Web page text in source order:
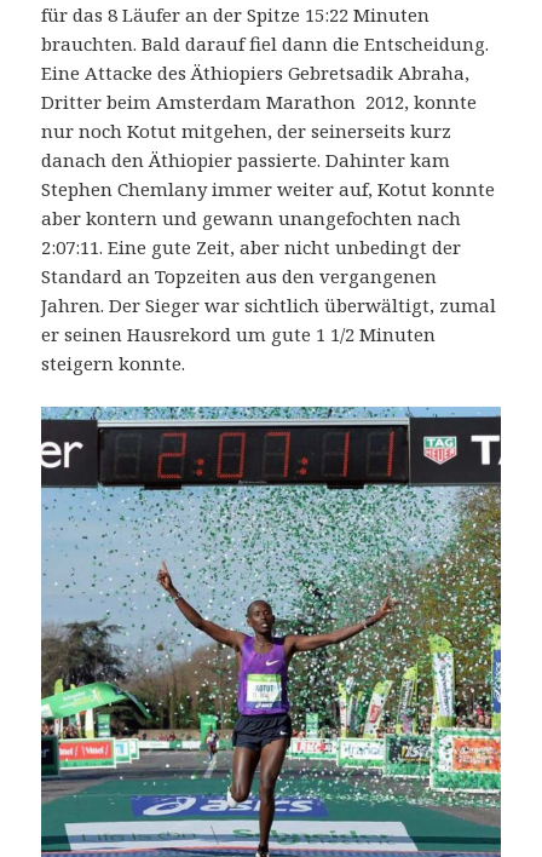
für das 8 Läufer an der Spitze 15:22 Minuten
brauchten. Bald darauf fiel dann die Entscheidung.
Eine Attacke des Äthiopiers Gebretsadik Abraha,
Dritter beim Amsterdam Marathon 2012, konnte
nur noch Kotut mitgehen, der seinerseits kurz
danach den Äthiopier passierte. Dahinter kam
Stephen Chemlany immer weiter auf, Kotut konnte
aber kontern und gewann unangefochten nach
2:07:11. Eine gute Zeit, aber nicht unbedingt der
Standard an Topzeiten aus den vergangenen
Jahren. Der Sieger war sichtlich überwältigt, zumal
er seinen Hausrekord um gute 1 1/2 Minuten
steigern konnte.